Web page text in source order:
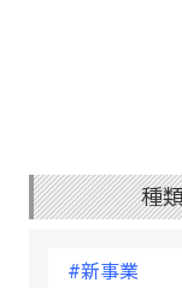
種
#新事業